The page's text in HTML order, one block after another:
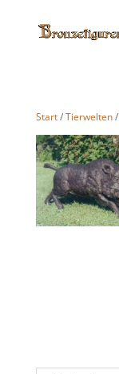
Start/Tierwelten/